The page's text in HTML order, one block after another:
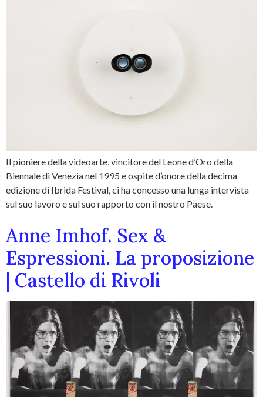
Il pioniere della videoarte, vincitore del Leone d’Oro della
Biennale di Venezia nel 1995 e ospite d’onore della decima
edizione di Ibrida Festival, ci ha concesso una lunga intervista
sul suo lavoro e sul suo rapporto con il nostro Paese.
Anne Imhof. Sex &
Espressioni. La proposizione
| Castello di Rivoli